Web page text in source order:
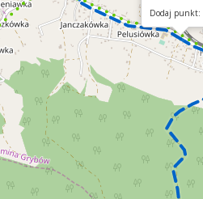
Dodaj punkt: